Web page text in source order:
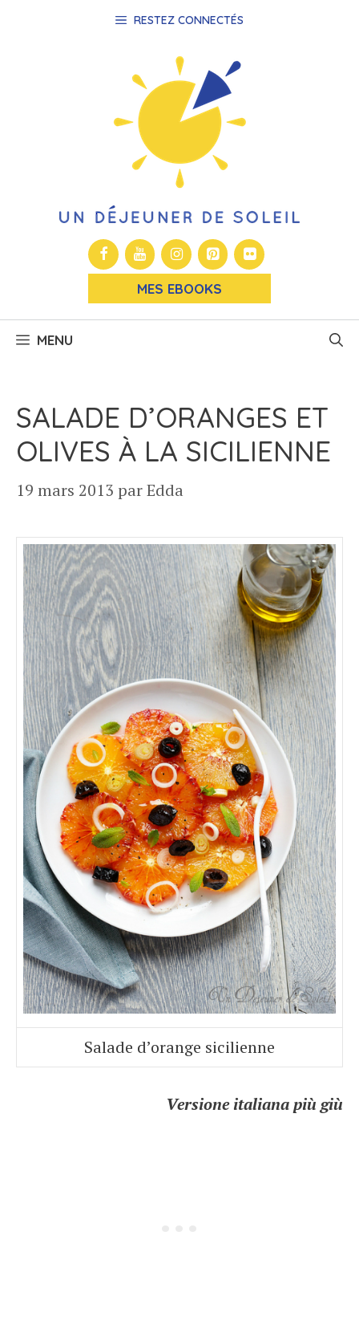
RESTEZ CONNECTÉS
MES EBOOKS
MENU
SALADE D’ORANGES ET
OLIVES À LA SICILIENNE
19 mars 2013 parEdda
Salade d’orange sicilienne
Versione italiana più giù